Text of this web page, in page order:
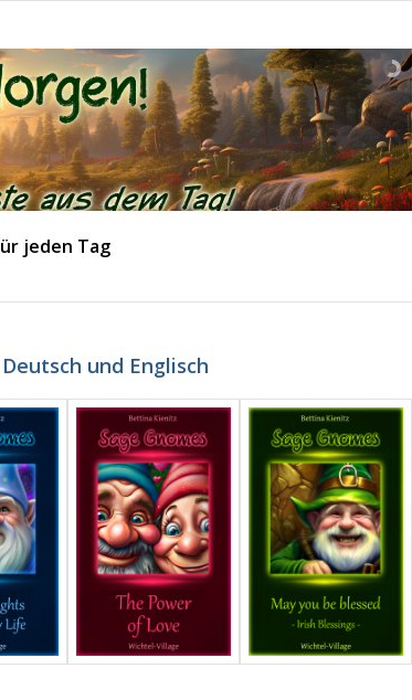
jeden Tag
und Englisch